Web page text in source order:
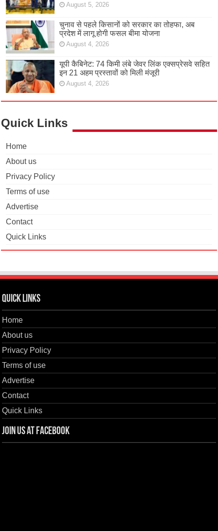
August 5, 2026
चुनाव से पहले किसानों को सरकार का तोहफा, अब
प्रदेश में लागू होगी फसल बीमा योजना
August 4, 2026
यूपी कैबिनेट: 74 किमी लंबे जेवर लिंक एक्सप्रेसवे सहित
इन 21 अहम प्रस्तावों को मिली मंजूरी
August 4, 2026
Quick Links
Home
About us
Privacy Policy
Terms of use
Advertise
Contact
Quick Links
Quick Links
Home
About us
Privacy Policy
Terms of use
Advertise
Contact
Quick Links
Join us at Facebook